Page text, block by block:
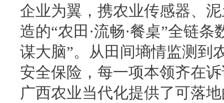
企业为翼，携农业传感器、
造的“农田·流畅·餐桌”全链
谋大脑”。从田间墒情监测到
安全保险，每一项本领齐在
广西农业当代化提供了可落